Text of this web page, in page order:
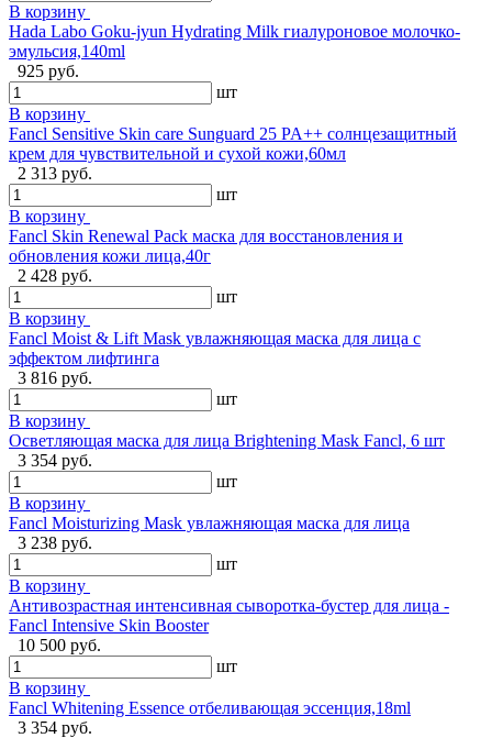
В корзину
Hada Labo Goku-jyun Hydrating Milk гиалуроновое молочко-
эмульсия,140ml
925 руб.
шт
В корзину
Fancl Sensitive Skin care Sunguard 25 PA++ солнцезащитный
крем для чувствительной и сухой кожи,60мл
2 313 руб.
шт
В корзину
Fancl Skin Renewal Pack маска для восстановления и
обновления кожи лица,40г
2 428 руб.
шт
В корзину
Fancl Moist & Lift Mask увлажняющая маска для лица с
эффектом лифтинга
3 816 руб.
шт
В корзину
Осветляющая маска для лица Brightening Mask Fancl, 6 шт
3 354 руб.
шт
В корзину
Fancl Moisturizing Mask увлажняющая маска для лица
3 238 руб.
шт
В корзину
Антивозрастная интенсивная сыворотка-бустер для лица -
Fancl Intensive Skin Booster
10 500 руб.
шт
В корзину
Fancl Whitening Essence отбеливающая эссенция,18ml
3 354 руб.